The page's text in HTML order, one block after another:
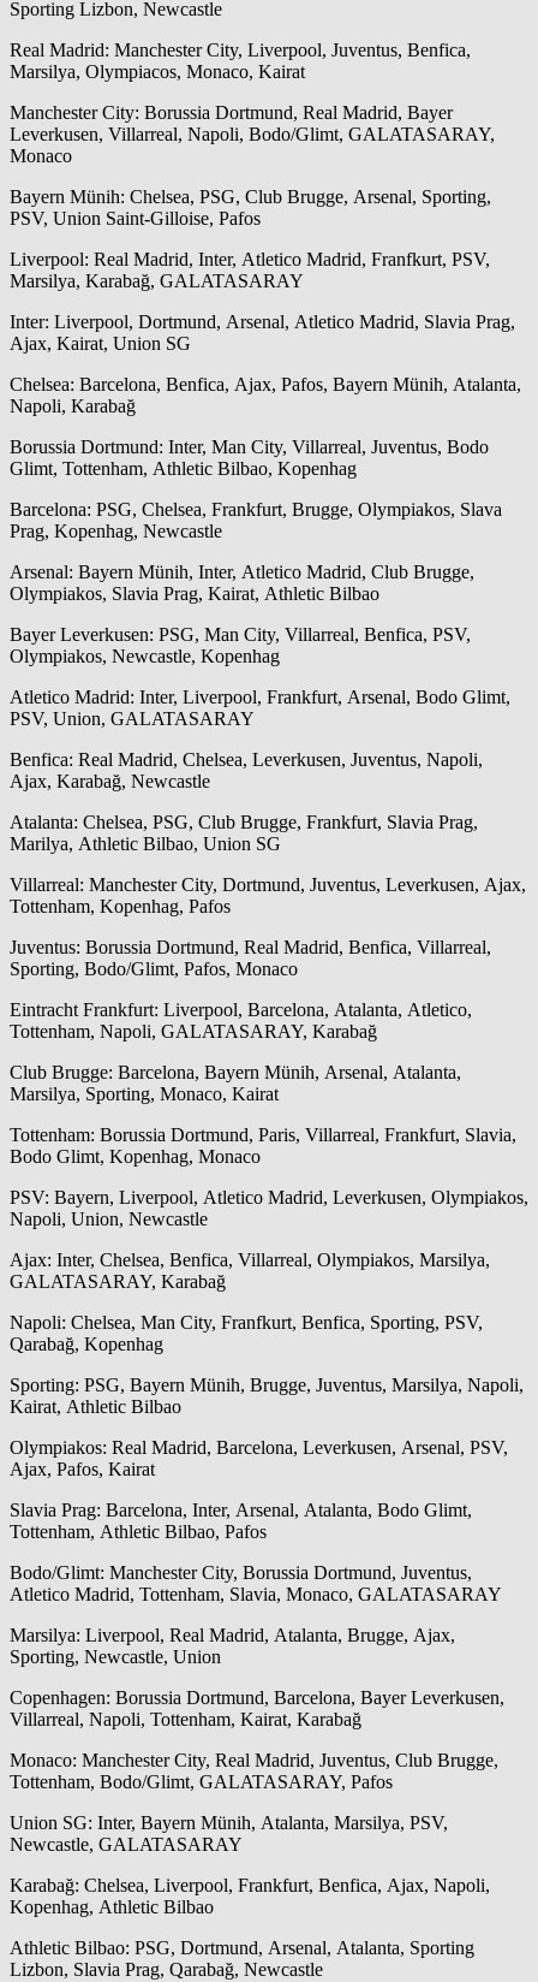
Sporting Lizbon, Newcastle
Real Madrid: Manchester City, Liverpool, Juventus, Benfica,
Marsilya, Olympiacos, Monaco, Kairat
Manchester City: Borussia Dortmund, Real Madrid, Bayer
Leverkusen, Villarreal, Napoli, Bodo/Glimt, GALATASARAY,
Monaco
Bayern Münih: Chelsea, PSG, Club Brugge, Arsenal, Sporting,
PSV, Union Saint-Gilloise, Pafos
Liverpool: Real Madrid, Inter, Atletico Madrid, Franfkurt, PSV,
Marsilya, Karabağ, GALATASARAY
Inter: Liverpool, Dortmund, Arsenal, Atletico Madrid, Slavia Prag,
Ajax, Kairat, Union SG
Chelsea: Barcelona, Benfica, Ajax, Pafos, Bayern Münih, Atalanta,
Napoli, Karabağ
Borussia Dortmund: Inter, Man City, Villarreal, Juventus, Bodo
Glimt, Tottenham, Athletic Bilbao, Kopenhag
Barcelona: PSG, Chelsea, Frankfurt, Brugge, Olympiakos, Slava
Prag, Kopenhag, Newcastle
Arsenal: Bayern Münih, Inter, Atletico Madrid, Club Brugge,
Olympiakos, Slavia Prag, Kairat, Athletic Bilbao
Bayer Leverkusen: PSG, Man City, Villarreal, Benfica, PSV,
Olympiakos, Newcastle, Kopenhag
Atletico Madrid: Inter, Liverpool, Frankfurt, Arsenal, Bodo Glimt,
PSV, Union, GALATASARAY
Benfica: Real Madrid, Chelsea, Leverkusen, Juventus, Napoli,
Ajax, Karabağ, Newcastle
Atalanta: Chelsea, PSG, Club Brugge, Frankfurt, Slavia Prag,
Marilya, Athletic Bilbao, Union SG
Villarreal: Manchester City, Dortmund, Juventus, Leverkusen, Ajax,
Tottenham, Kopenhag, Pafos
Juventus: Borussia Dortmund, Real Madrid, Benfica, Villarreal,
Sporting, Bodo/Glimt, Pafos, Monaco
Eintracht Frankfurt: Liverpool, Barcelona, Atalanta, Atletico,
Tottenham, Napoli, GALATASARAY, Karabağ
Club Brugge: Barcelona, Bayern Münih, Arsenal, Atalanta,
Marsilya, Sporting, Monaco, Kairat
Tottenham: Borussia Dortmund, Paris, Villarreal, Frankfurt, Slavia,
Bodo Glimt, Kopenhag, Monaco
PSV: Bayern, Liverpool, Atletico Madrid, Leverkusen, Olympiakos,
Napoli, Union, Newcastle
Ajax: Inter, Chelsea, Benfica, Villarreal, Olympiakos, Marsilya,
GALATASARAY, Karabağ
Napoli: Chelsea, Man City, Franfkurt, Benfica, Sporting, PSV,
Qarabağ, Kopenhag
Sporting: PSG, Bayern Münih, Brugge, Juventus, Marsilya, Napoli,
Kairat, Athletic Bilbao
Olympiakos: Real Madrid, Barcelona, Leverkusen, Arsenal, PSV,
Ajax, Pafos, Kairat
Slavia Prag: Barcelona, Inter, Arsenal, Atalanta, Bodo Glimt,
Tottenham, Athletic Bilbao, Pafos
Bodo/Glimt: Manchester City, Borussia Dortmund, Juventus,
Atletico Madrid, Tottenham, Slavia, Monaco, GALATASARAY
Marsilya: Liverpool, Real Madrid, Atalanta, Brugge, Ajax,
Sporting, Newcastle, Union
Copenhagen: Borussia Dortmund, Barcelona, Bayer Leverkusen,
Villarreal, Napoli, Tottenham, Kairat, Karabağ
Monaco: Manchester City, Real Madrid, Juventus, Club Brugge,
Tottenham, Bodo/Glimt, GALATASARAY, Pafos
Union SG: Inter, Bayern Münih, Atalanta, Marsilya, PSV,
Newcastle, GALATASARAY
Karabağ: Chelsea, Liverpool, Frankfurt, Benfica, Ajax, Napoli,
Kopenhag, Athletic Bilbao
Athletic Bilbao: PSG, Dortmund, Arsenal, Atalanta, Sporting
Lizbon, Slavia Prag, Qarabağ, Newcastle